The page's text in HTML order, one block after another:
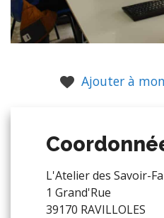
Ajouter à
L'Atelier des Savoir-
1 Grand'Rue
39170 RAVILLOLES